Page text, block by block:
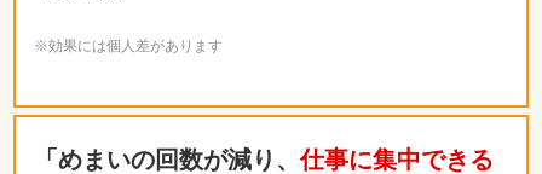
※効果には個人差があります
「めまいの回数が減り、仕事に集中できる